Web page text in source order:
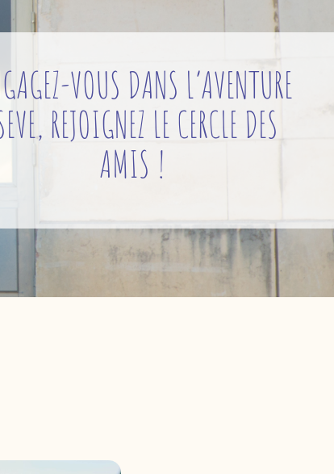
AIDONS LES ENFANTS ET LES
ADOLESCENTS À GRANDIR EN
DISCERNEMENT ET EN HUMANITÉ !